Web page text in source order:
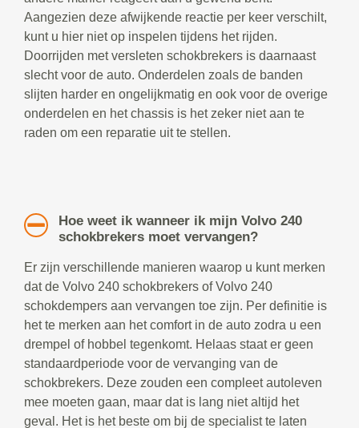
Aangezien deze afwijkende reactie per keer verschilt,
kunt u hier niet op inspelen tijdens het rijden.
Doorrijden met versleten schokbrekers is daarnaast
slecht voor de auto. Onderdelen zoals de banden
slijten harder en ongelijkmatig en ook voor de overige
onderdelen en het chassis is het zeker niet aan te
raden om een reparatie uit te stellen.
Hoe weet ik wanneer ik mijn Volvo 240
schokbrekers moet vervangen?
Er zijn verschillende manieren waarop u kunt merken
dat de Volvo 240 schokbrekers of Volvo 240
schokdempers aan vervangen toe zijn. Per definitie is
het te merken aan het comfort in de auto zodra u een
drempel of hobbel tegenkomt. Helaas staat er geen
standaardperiode voor de vervanging van de
schokbrekers. Deze zouden een compleet autoleven
mee moeten gaan, maar dat is lang niet altijd het
geval. Het is het beste om bij de specialist te laten